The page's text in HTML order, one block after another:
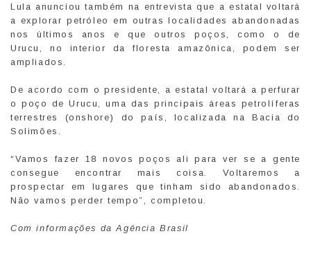
Lula anunciou também na entrevista que a estatal voltará
a explorar petróleo em outras localidades abandonadas
nos últimos anos e que outros poços, como o de
Urucu, no interior da floresta amazônica, podem ser
ampliados.
De acordo com o presidente, a estatal voltará a perfurar
o poço de Urucu, uma das principais áreas petrolíferas
terrestres (onshore) do país, localizada na Bacia do
Solimões.
“Vamos fazer 18 novos poços ali para ver se a gente
consegue encontrar mais coisa. Voltaremos a
prospectar em lugares que tinham sido abandonados.
Não vamos perder tempo”, completou.
Com informações da Agência Brasil